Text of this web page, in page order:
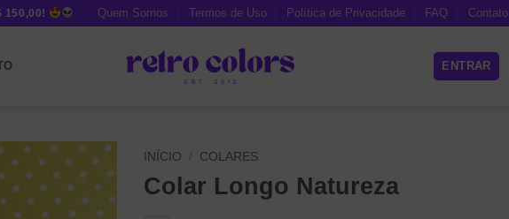
150,00! Quem Somos Termos de Uso Política de Privacidade FAQ Contato
ENTRAR
INÍCIO COLARES
Colar Longo Natureza